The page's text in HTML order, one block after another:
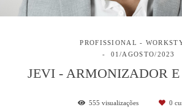
PROFISSIONAL -
01/AGOSTO/2023
JEVI - ARMONIZADOR
555 visualizações 0